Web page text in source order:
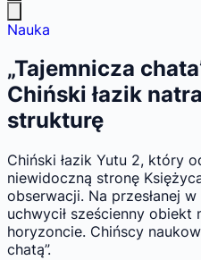
Nauka
„Tajemnicza
Chiński łazik
strukturę
Chiński łazik Yutu 2, który
niewidoczną stronę
obserwacji. Na przesłanej
uchwycił sześcienny obiekt
horyzoncie. Chińscy
chatą”.